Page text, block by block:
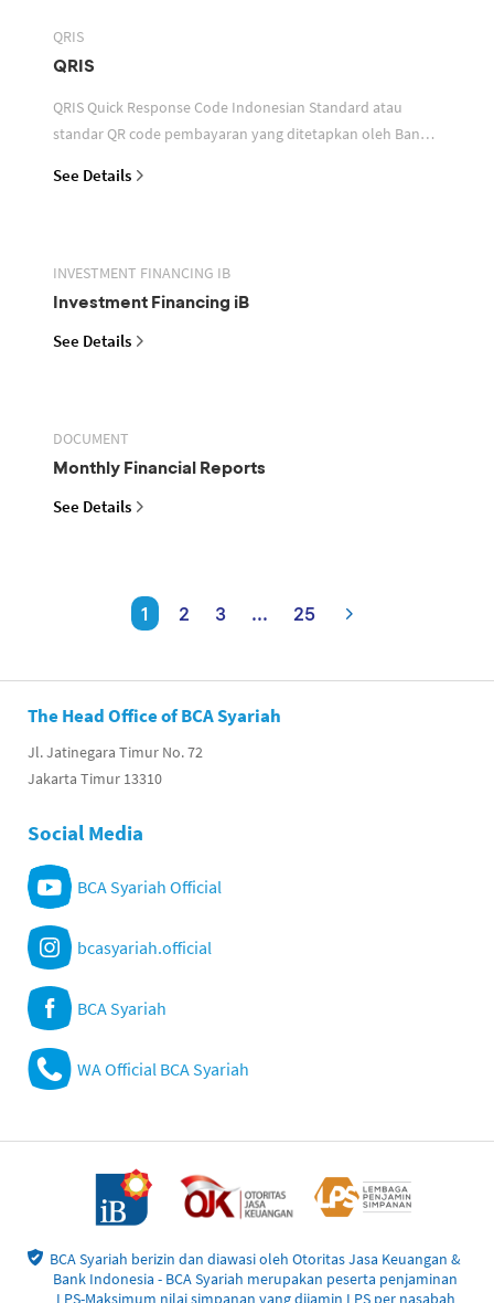
QRIS
QRIS
QRIS Quick Response Code Indonesian Standard atau
standar QR code pembayaran yang ditetapkan oleh Bank
See Details
INVESTMENT FINANCING IB
Investment Financing iB
See Details
DOCUMENT
Monthly Financial Reports
See Details
1 2 3 ... 25
The Head Office of BCA Syariah
Jl. Jatinegara Timur No. 72
Jakarta Timur 13310
Social Media
BCA Syariah Official
bcasyariah.official
BCA Syariah
WA Official BCA Syariah
BCA Syariah berizin dan diawasi oleh Otoritas Jasa Keuangan &
Bank Indonesia - BCA Syariah merupakan peserta penjaminan
LPS-Maksimum nilai simpanan yang dijamin LPS per nasabah